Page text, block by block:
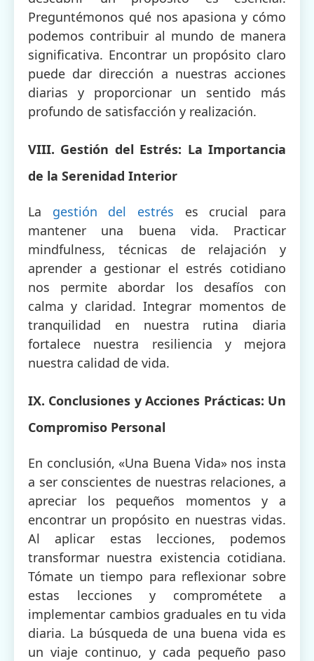
Preguntémonos qué nos apasiona y cómo
podemos contribuir al mundo de manera
significativa. Encontrar un propósito claro
puede dar dirección a nuestras acciones
diarias y proporcionar un sentido más
profundo de satisfacción y realización.
VIII. Gestión del Estrés: La Importancia
de la Serenidad Interior
La gestión del estrés es crucial para
mantener una buena vida. Practicar
mindfulness, técnicas de relajación y
aprender a gestionar el estrés cotidiano
nos permite abordar los desafíos con
calma y claridad. Integrar momentos de
tranquilidad en nuestra rutina diaria
fortalece nuestra resiliencia y mejora
nuestra calidad de vida.
IX. Conclusiones y Acciones Prácticas: Un
Compromiso Personal
En conclusión, «Una Buena Vida» nos insta
a ser conscientes de nuestras relaciones, a
apreciar los pequeños momentos y a
encontrar un propósito en nuestras vidas.
Al aplicar estas lecciones, podemos
transformar nuestra existencia cotidiana.
Tómate un tiempo para reflexionar sobre
estas lecciones y comprométete a
implementar cambios graduales en tu vida
diaria. La búsqueda de una buena vida es
un viaje continuo, y cada pequeño paso